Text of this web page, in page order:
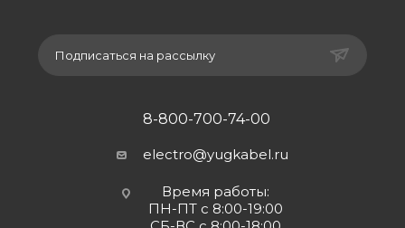
Подписаться на рассылку
8-800-700-74-00
electro@yugkabel.ru
Время работы:
ПН-ПТ с 8:00-19:00